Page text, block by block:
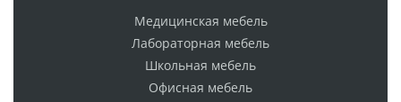
Медицинская мебель
Лабораторная мебель
Школьная мебель
Офисная мебель